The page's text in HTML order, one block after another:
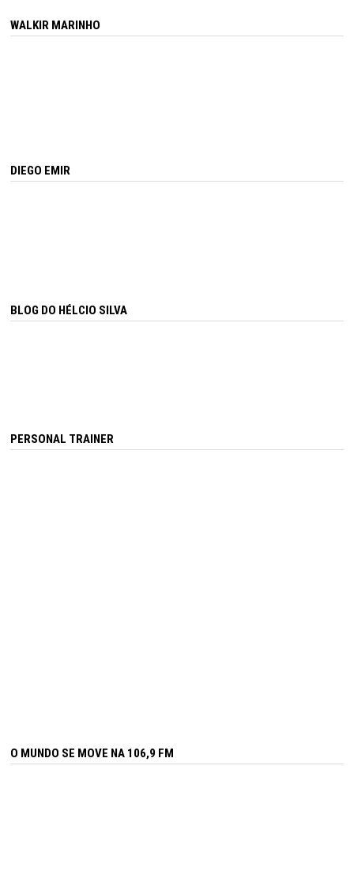
WALKIR MARINHO
DIEGO EMIR
BLOG DO HÉLCIO SILVA
PERSONAL TRAINER
O MUNDO SE MOVE NA 106,9 FM